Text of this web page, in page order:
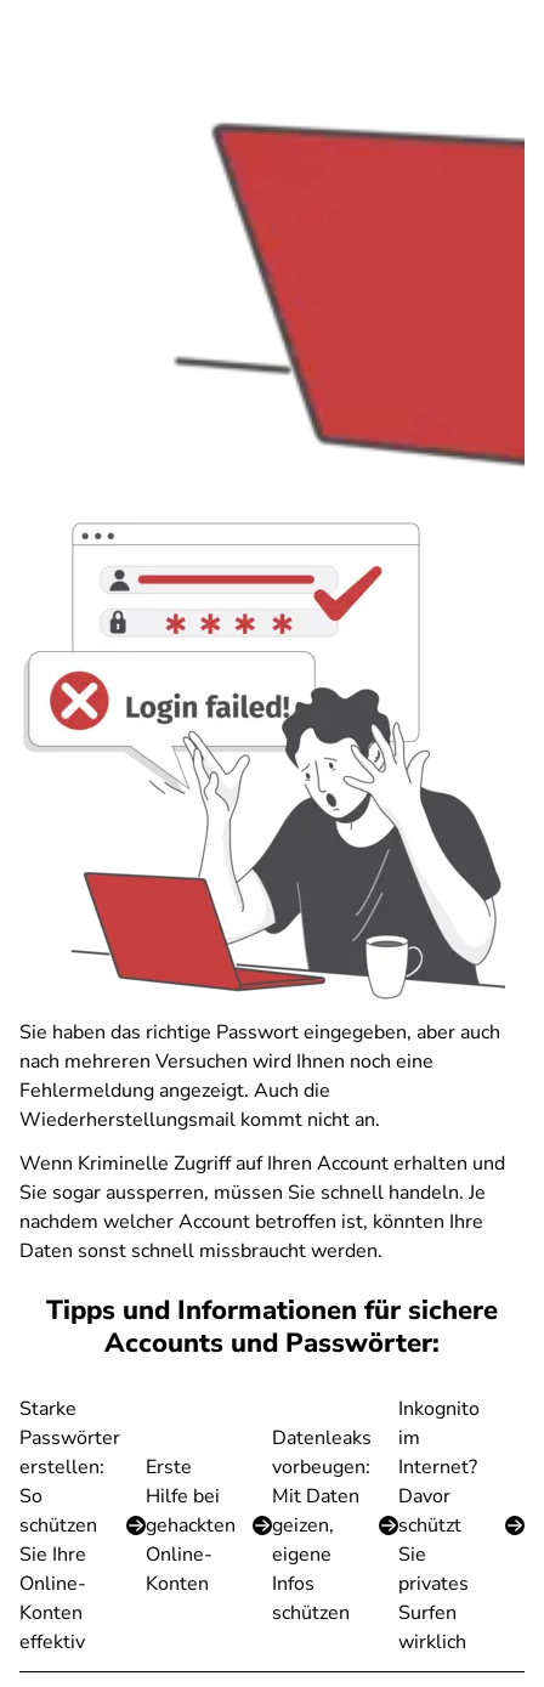
Sie haben das richtige Passwort eingegeben, aber auch
nach mehreren Versuchen wird Ihnen noch eine
Fehlermeldung angezeigt. Auch die
Wiederherstellungsmail kommt nicht an.
Wenn Kriminelle Zugriff auf Ihren Account erhalten und
Sie sogar aussperren, müssen Sie schnell handeln. Je
nachdem welcher Account betroffen ist, könnten Ihre
Daten sonst schnell missbraucht werden.
Tipps und Informationen für sichere
Accounts und Passwörter:
Starke
Passwörter
erstellen:
So
schützen
Sie Ihre
Online-
Konten
effektiv
Erste
Hilfe bei
gehackten
Online-
Konten
Datenleaks
vorbeugen:
Mit Daten
geizen,
eigene
Infos
schützen
Inkognito
im
Internet?
Davor
schützt
Sie
privates
Surfen
wirklich